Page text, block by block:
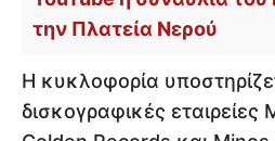
την Πλατεία Νερού
Η κυκλοφορία
δισκογραφικές εταιρείες